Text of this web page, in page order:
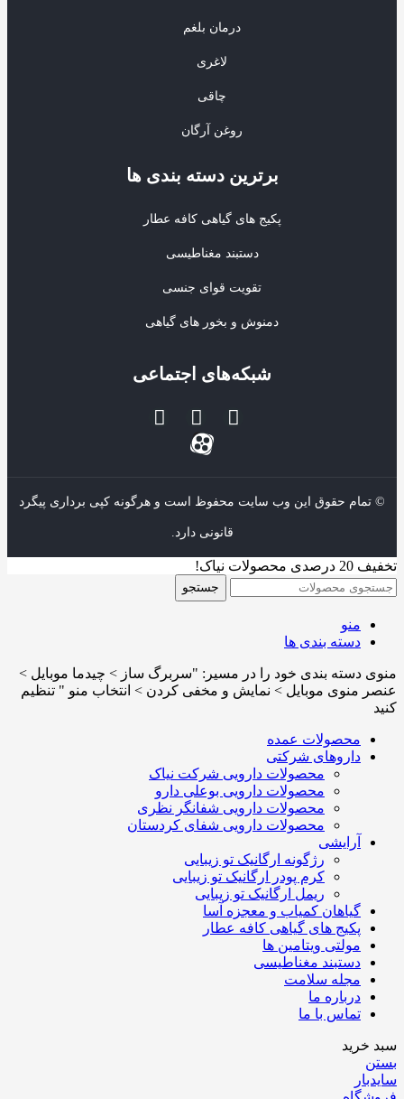
درمان بلغم
لاغری
چاقی
روغن آرگان
برترین‌ دسته بندی ها
پکیج های گیاهی کافه عطار
دستبند مغناطیسی
تقویت قوای جنسی
دمنوش و بخور های گیاهی
شبکه‌های اجتماعی
© تمام حقوق این وب سایت محفوظ است و هرگونه کپی برداری پیگرد
قانونی دارد.
تخفیف 20 درصدی محصولات نیاک!
جستجو
منو
دسته بندی ها
منوی دسته بندی خود را در مسیر: "سربرگ ساز > چیدما موبایل >
عنصر منوی موبایل > نمایش و مخفی کردن > انتخاب منو " تنظیم
کنید
محصولات عمده
داروهای شرکتی
محصولات دارویی شرکت نیاک
محصولات دارویی بوعلی دارو
محصولات دارویی شفانگر نظری
محصولات دارویی شفای کردستان
آرایشی
رژگونه ارگانیک تو زیبایی
کرم پودر ارگانیک تو زیبایی
ریمل ارگانیک تو زیبایی
گیاهان کمیاب و معجزه آسا
پکیج های گیاهی کافه عطار
مولتی ویتامین ها
دستبند مغناطیسی
مجله سلامت
درباره ما
تماس با ما
سبد خرید
بستن
سایدبار